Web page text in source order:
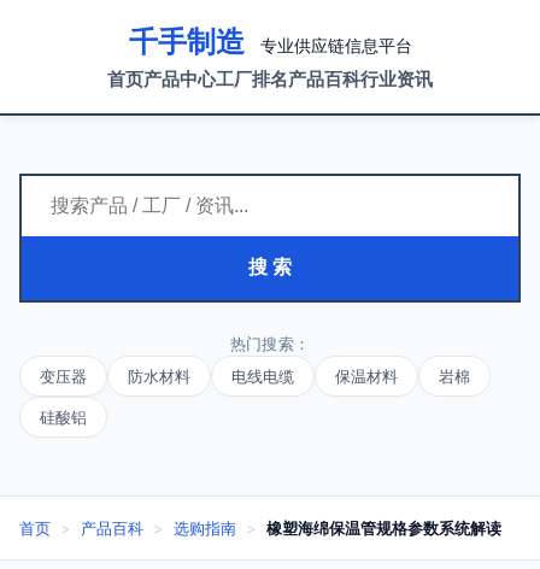
千手制造 专业供应链信息平台
首页产品中心工厂排名产品百科行业资讯
搜 索
热门搜索：
变压器
防水材料 电线电缆 保温材料 岩棉
硅酸铝
首页 > 产品百科 > 选购指南 > 橡塑海绵保温管规格参数系统解读